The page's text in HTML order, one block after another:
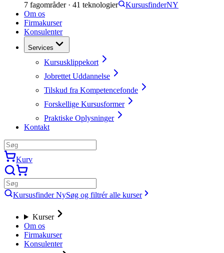
7 fagområder · 41 teknologier KursusfinderNY
Om os
Firmakurser
Konsulenter
Services
Kursusklippekort
Jobrettet Uddannelse
Tilskud fra Kompetencefonde
Forskellige Kursusformer
Praktiske Oplysninger
Kontakt
Kurv
Kursusfinder NySøg og filtrér alle kurser
Kurser
Om os
Firmakurser
Konsulenter